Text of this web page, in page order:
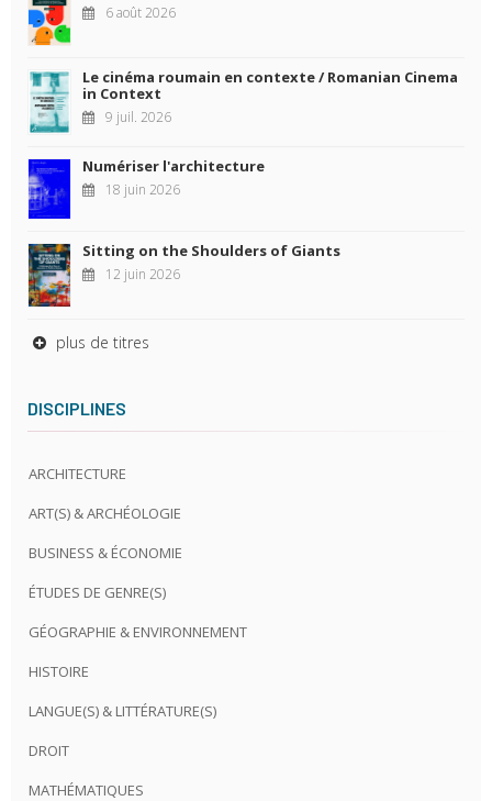
6 août 2026
Le cinéma roumain en contexte / Romanian Cinema
in Context
9 juil. 2026
Numériser l'architecture
18 juin 2026
Sitting on the Shoulders of Giants
12 juin 2026
plus de titres
DISCIPLINES
ARCHITECTURE
ART(S) & ARCHÉOLOGIE
BUSINESS & ÉCONOMIE
ÉTUDES DE GENRE(S)
GÉOGRAPHIE & ENVIRONNEMENT
HISTOIRE
LANGUE(S) & LITTÉRATURE(S)
DROIT
MATHÉMATIQUES